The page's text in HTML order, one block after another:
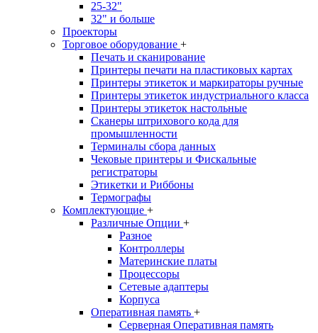
25-32"
32" и больше
Проекторы
Торговое оборудование +
Печать и сканирование
Принтеры печати на пластиковых картах
Принтеры этикеток и маркираторы ручные
Принтеры этикеток индустриального класса
Принтеры этикеток настольные
Сканеры штрихового кода для
промышленности
Терминалы сбора данных
Чековые принтеры и Фискальные
регистраторы
Этикетки и Риббоны
Термографы
Комплектующие +
Различные Опции +
Разное
Контроллеры
Материнские платы
Процессоры
Сетевые адаптеры
Корпуса
Оперативная память +
Серверная Оперативная память